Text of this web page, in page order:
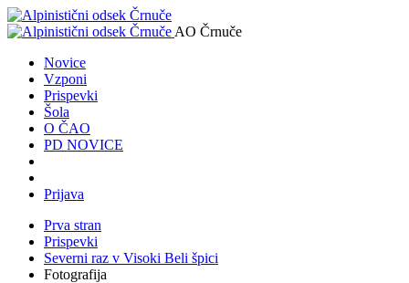
AO Črnuče
Novice
Vzponi
Prispevki
Šola
O ČAO
PD NOVICE
Prijava
Prva stran
Prispevki
Severni raz v Visoki Beli špici
Fotografija